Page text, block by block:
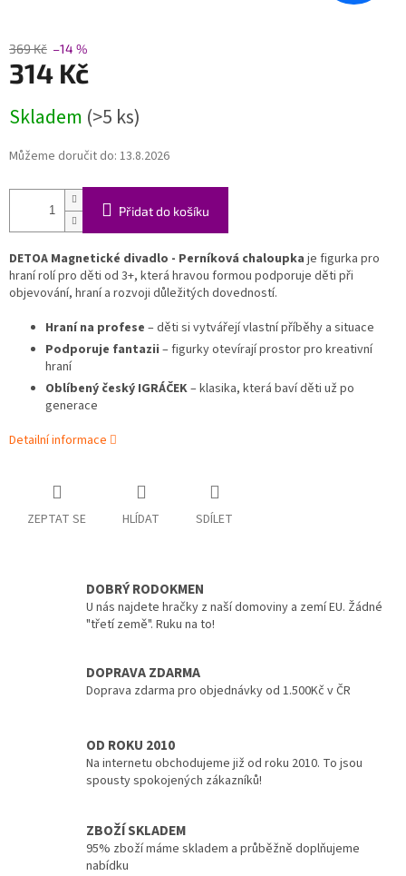
369 Kč –14 %
314 Kč
cena:
Skladem (>5 ks)
Můžeme doručit do: 13.8.2026
Přidat do košíku
DETOA Magnetické divadlo - Perníková chaloupka je figurka pro
hraní rolí pro děti od 3+, která hravou formou podporuje děti při
objevování, hraní a rozvoji důležitých dovedností.
Hraní na profese – děti si vytvářejí vlastní příběhy a situace
Podporuje fantazii – figurky otevírají prostor pro kreativní
hraní
Oblíbený český IGRÁČEK– klasika, která baví děti už po
generace
Detailní informace
ZEPTAT SE HLÍDAT SDÍLET
DOBRÝ RODOKMEN
U nás najdete hračky z naší domoviny a zemí EU. Žádné
"třetí země". Ruku na to!
DOPRAVA ZDARMA
Doprava zdarma pro objednávky od 1.500Kč v ČR
OD ROKU 2010
Na internetu obchodujeme již od roku 2010. To jsou
spousty spokojených zákazníků!
ZBOŽÍ SKLADEM
95% zboží máme skladem a průběžně doplňujeme
nabídku